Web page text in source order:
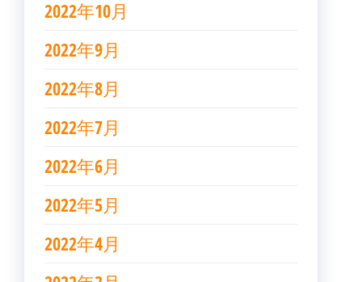
2022年10月
2022年9月
2022年8月
2022年7月
2022年6月
2022年5月
2022年4月